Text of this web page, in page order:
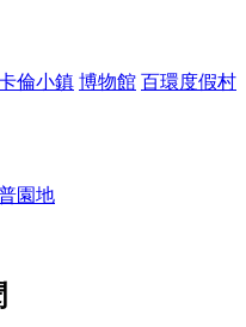
倫小鎮 博物館 百環度假村
園地